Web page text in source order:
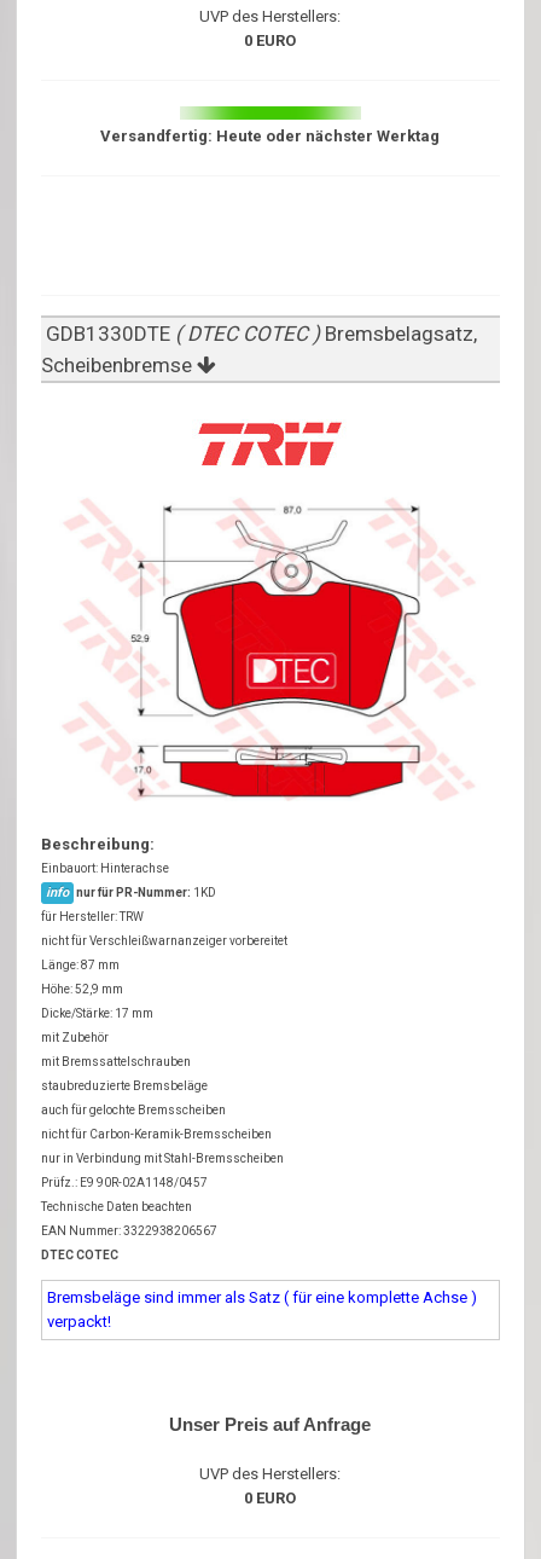
UVP des Herstellers:
0 EURO
Versandfertig: Heute oder nächster Werktag
GDB1330DTE ( DTEC COTEC ) Bremsbelagsatz,
Scheibenbremse
Beschreibung:
Einbauort: Hinterachse
info nur für PR-Nummer: 1KD
für Hersteller: TRW
nicht für Verschleißwarnanzeiger vorbereitet
Länge: 87 mm
Höhe: 52,9 mm
Dicke/Stärke: 17 mm
mit Zubehör
mit Bremssattelschrauben
staubreduzierte Bremsbeläge
auch für gelochte Bremsscheiben
nicht für Carbon-Keramik-Bremsscheiben
nur in Verbindung mit Stahl-Bremsscheiben
Prüfz.: E9 90R-02A1148/0457
Technische Daten beachten
EAN Nummer: 3322938206567
DTEC COTEC
Bremsbeläge sind immer als Satz ( für eine komplette Achse )
verpackt!
Unser Preis auf Anfrage
UVP des Herstellers:
0 EURO